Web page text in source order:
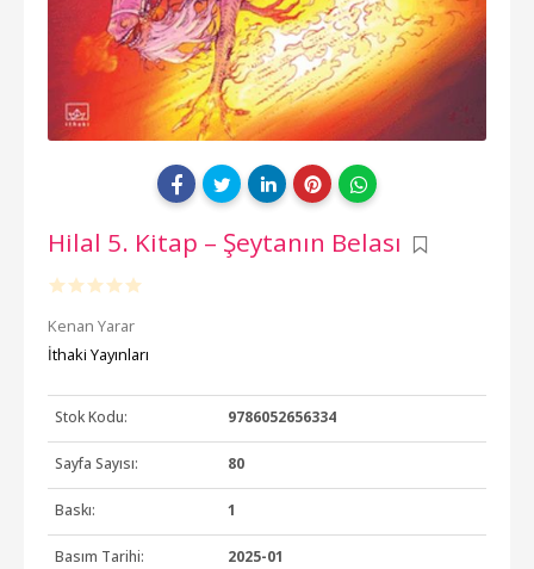
Hilal 5. Kitap – Şeytanın Belası
Kenan Yarar
İthaki Yayınları
Stok Kodu: 9786052656334
Sayfa Sayısı: 80
Baskı: 1
Basım Tarihi: 2025-01